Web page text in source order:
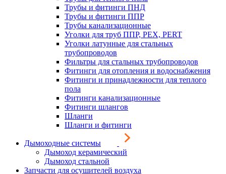
Трубы и фитинги ПНД
Трубы и фитинги ППР
Трубы канализационные
Уголки для труб ППР, PEX, PERT
Уголки латунные для стальных
трубопроводов
Фильтры для стальных трубопроводов
Фитинги для отопления и водоснабжения
Фитинги и принадлежности для теплого
пола
Фитинги канализационные
Фитинги шлангов
Шланги
Шланги и фитинги
Дымоходные системы
Дымоход керамический
Дымоход стальной
Запчасти для осушителей воздуха